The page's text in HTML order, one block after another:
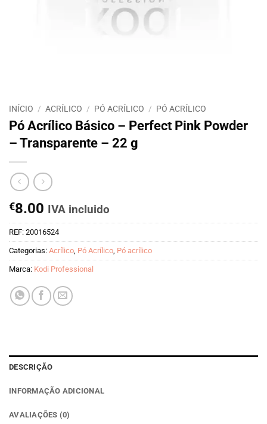
INÍCIO / ACRÍLICO / PÓ ACRÍLICO / PÓ ACRÍLICO
Pó Acrílico Básico – Perfect Pink Powder
– Transparente – 22 g
€8.00 IVA incluido
REF: 20016524
Categorias: Acrílico, Pó Acrílico, Pó acrílico
Marca: Kodi Professional
DESCRIÇÃO
INFORMAÇÃO ADICIONAL
AVALIAÇÕES (0)